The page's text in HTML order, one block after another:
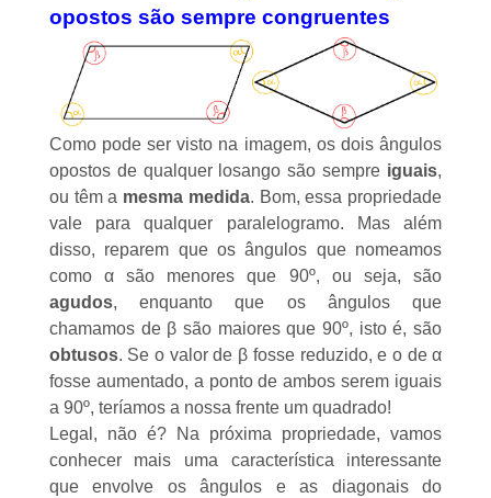
opostos são sempre congruentes
Como pode ser visto na imagem, os dois ângulos
opostos de qualquer losango são sempre iguais,
ou têm a mesma medida. Bom, essa propriedade
vale para qualquer paralelogramo. Mas além
disso, reparem que os ângulos que nomeamos
como α são menores que 90º, ou seja, são
agudos, enquanto que os ângulos que
chamamos de β são maiores que 90º, isto é, são
obtusos. Se o valor de β fosse reduzido, e o de α
fosse aumentado, a ponto de ambos serem iguais
a 90º, teríamos a nossa frente um quadrado!
Legal, não é? Na próxima propriedade, vamos
conhecer mais uma característica interessante
que envolve os ângulos e as diagonais do